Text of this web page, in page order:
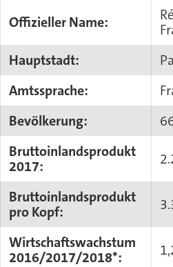
Offizieller Name:
Hauptstadt:
Amtssprache:
Bevölkerung:
Bruttoinlandsprodukt
2017:
Bruttoinlandsprodukt
pro Kopf:
Wirtschaftswachstum
2016/2017/2018*: